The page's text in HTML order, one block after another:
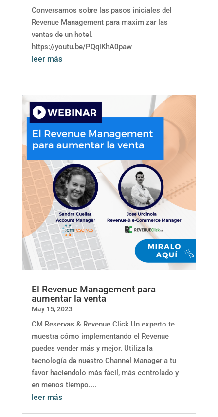
Conversamos sobre las pasos iniciales del
Revenue Management para maximizar las
ventas de un hotel.
https://youtu.be/PQqiKhA0paw
leer más
El Revenue Management para
aumentar la venta
May 15, 2023
CM Reservas & Revenue Click Un experto te
muestra cómo implementando el Revenue
puedes vender más y mejor. Utiliza la
tecnología de nuestro Channel Manager a tu
favor haciendolo más fácil, más controlado y
en menos tiempo....
leer más